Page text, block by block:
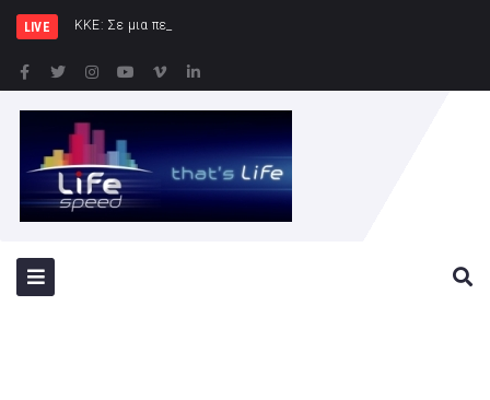
LIVE ΚΚΕ: Σε μια περιοχή που ήδη φλέγεται